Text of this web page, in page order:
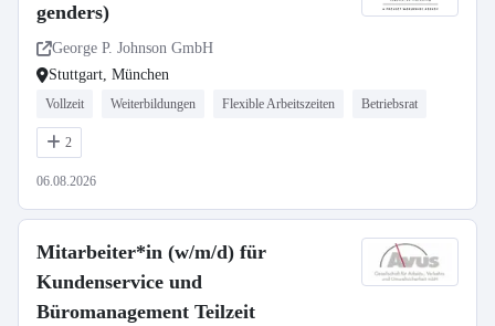
genders)
George P. Johnson GmbH
Stuttgart, München
Vollzeit Weiterbildungen Flexible Arbeitszeiten Betriebsrat
2
06.08.2026
Mitarbeiter*in (w/m/d) für
Kundenservice und
Büromanagement Teilzeit